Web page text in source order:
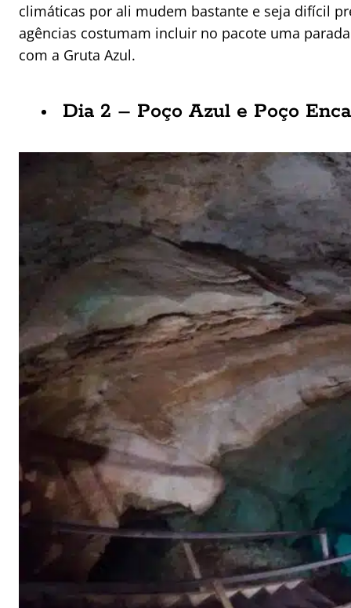
climáticas por ali mudem bastante e seja difícil
agências costumam incluir no pacote uma
com a Gruta Azul.
Dia 2 – Poço Azul e Poço